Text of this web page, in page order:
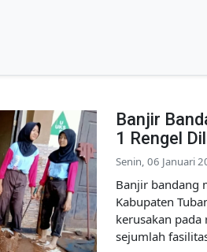
Banjir
1 Rengel
Senin, 06 Januari
Banjir bandang
Kabupaten
kerusakan pada
sejumlah